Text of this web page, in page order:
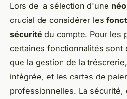
Lors de la sélection d'une
crucial de considérer les
sécurité du compte. Pour les
certaines fonctionnalités sont
que la gestion de la
intégrée, et les cartes de
professionnelles. La sécurité,